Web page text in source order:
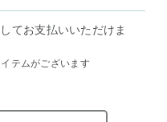
てお支払いいただけま
テムがございます